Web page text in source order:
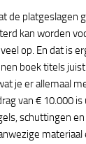
de platgeslagen
kan worden
op. En dat is
boek titels
je er allemaal
van € 10.000
schuttingen
materiaal